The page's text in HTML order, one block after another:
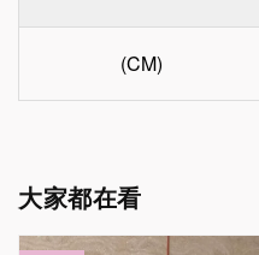
(CM)
大家都在看